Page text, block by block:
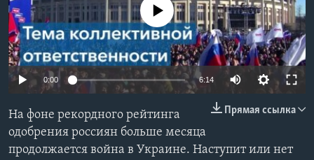
Learning English
СОЦИАЛЬНЫЕ СЕТИ
Языки
No media source currently available
0:00 6:14
Прямая ссылка
На фоне рекордного рейтинга
одобрения россиян больше месяца
продолжается война в Украине. Наступит или нет